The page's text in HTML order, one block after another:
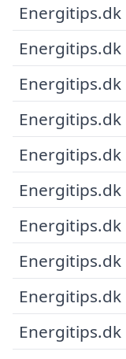
Energitips.dk
Energitips.dk
Energitips.dk
Energitips.dk
Energitips.dk
Energitips.dk
Energitips.dk
Energitips.dk
Energitips.dk
Energitips.dk